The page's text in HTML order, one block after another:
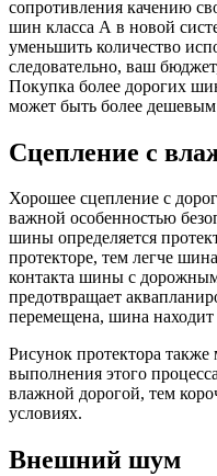
сопротивления качению
шин класса А в новой
уменьшить количество
следовательно, ваш
Покупка более дорогих
может быть более
Сцепление с
Хорошее сцепление с
важной особенностью
шины определяется
протекторе, тем легче
контакта шины с
предотвращает
перемещена, шина находит
Рисунок протектора также
выполнения этого
влажной дорогой, тем
условиях.
Внешний шум